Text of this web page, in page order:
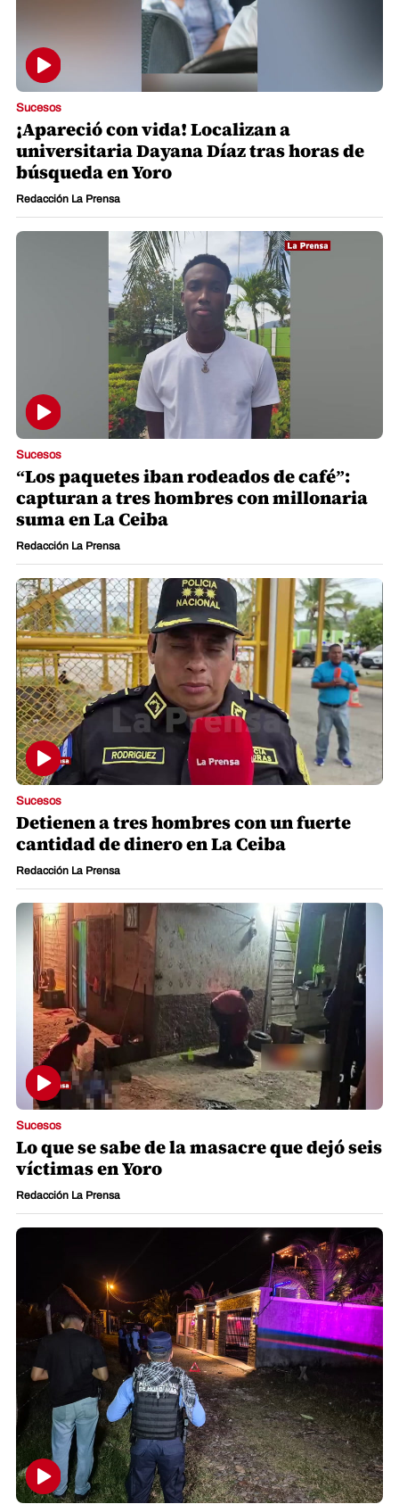
Sucesos
¡Apareció con vida! Localizan a
universitaria Dayana Díaz tras horas de
búsqueda en Yoro
Redacción La Prensa
Sucesos
“Los paquetes iban rodeados de café”:
capturan a tres hombres con millonaria
suma en La Ceiba
Redacción La Prensa
Sucesos
Detienen a tres hombres con un fuerte
cantidad de dinero en La Ceiba
Redacción La Prensa
Sucesos
Lo que se sabe de la masacre que dejó seis
víctimas en Yoro
Redacción La Prensa